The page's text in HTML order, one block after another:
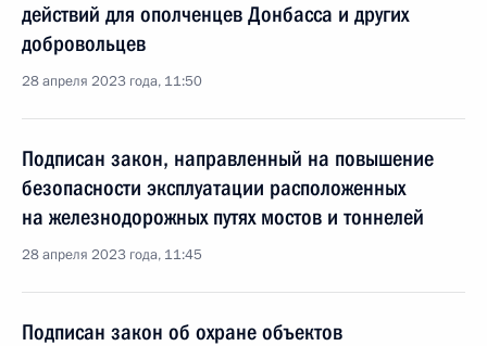
действий для ополченцев Донбасса и других
добровольцев
28 апреля 2023 года, 11:50
Подписан закон, направленный на повышение
безопасности эксплуатации расположенных
на железнодорожных путях мостов и тоннелей
28 апреля 2023 года, 11:45
Подписан закон об охране объектов